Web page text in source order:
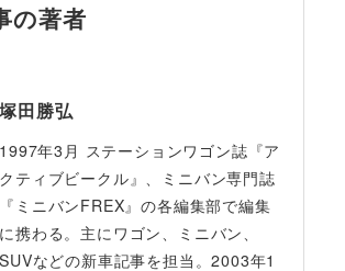
の著者
塚田勝弘
1997年3月 ステーションワゴン誌『ア
クティブビークル』、ミニバン専門誌
『ミニバンFREX』の各編集部で編集
に携わる。主にワゴン、ミニバン、
SUVなどの新車記事を担当。2003年1